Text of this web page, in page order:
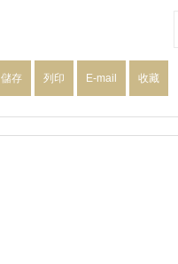
儲存 列印 E-mail 收藏